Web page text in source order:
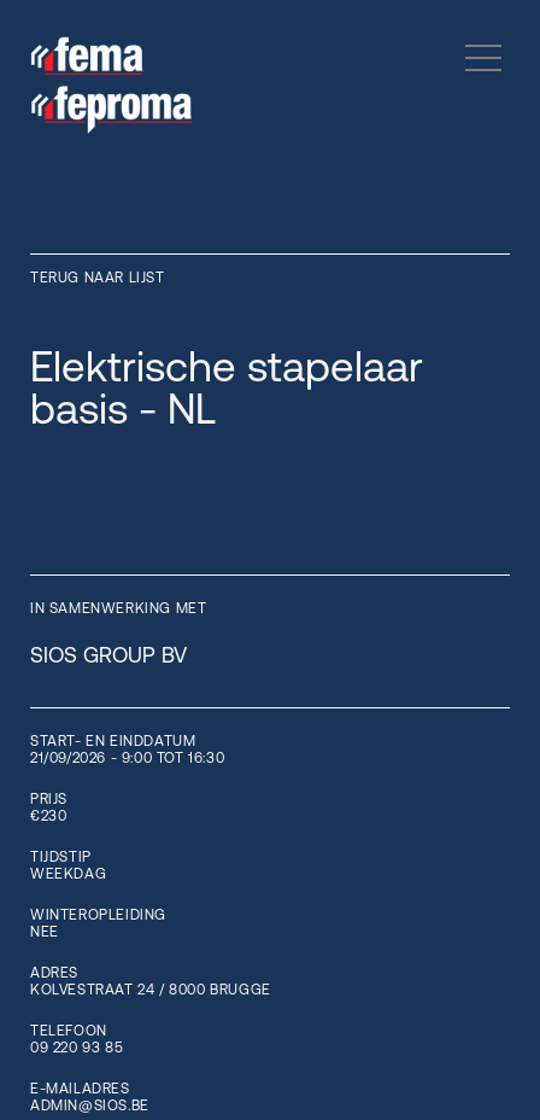
TERUG NAAR LIJST
Elektrische stapelaar
basis - NL
IN SAMENWERKING MET
SIOS GROUP BV
START- EN EINDDATUM
21/09/2026 - 9:00 TOT 16:30
PRIJS
€230
TIJDSTIP
WEEKDAG
WINTEROPLEIDING
NEE
ADRES
KOLVESTRAAT 24 / 8000 BRUGGE
TELEFOON
09 220 93 85
E-MAILADRES
ADMIN@SIOS.BE